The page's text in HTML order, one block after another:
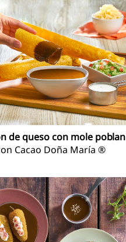
de queso con mole
Cacao Doña María ®